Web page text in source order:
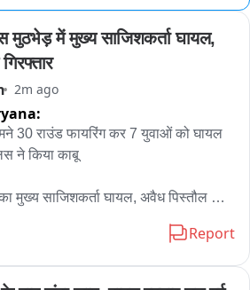
मुठभेड़ में मुख्य साजिशकर्ता घायल,
2m ago
30 राउंड फायरिंग कर 7 युवाओं को घायल
ने किया काबू
मुख्य साजिशकर्ता घायल, अवैध पिस्तौल
ने किये काबु
Report